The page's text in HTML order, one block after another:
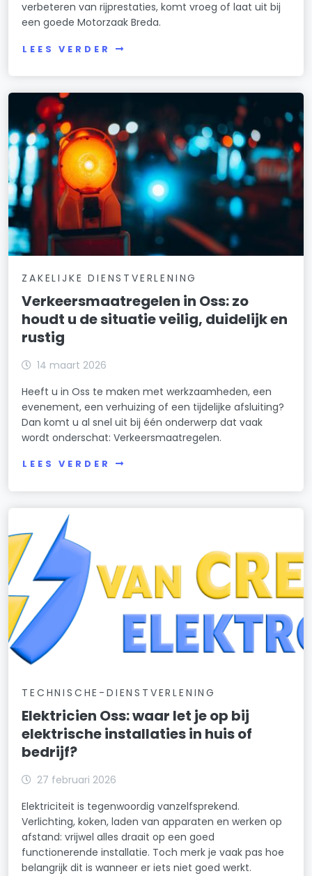
verbeteren van rijprestaties, komt vroeg of laat uit bij
een goede Motorzaak Breda.
LEES VERDER
ZAKELIJKE DIENSTVERLENING
Verkeersmaatregelen in Oss: zo
houdt u de situatie veilig, duidelijk en
rustig
14 maart 2026
Heeft u in Oss te maken met werkzaamheden, een
evenement, een verhuizing of een tijdelijke afsluiting?
Dan komt u al snel uit bij één onderwerp dat vaak
wordt onderschat: Verkeersmaatregelen.
LEES VERDER
TECHNISCHE-DIENSTVERLENING
Elektricien Oss: waar let je op bij
elektrische installaties in huis of
bedrijf?
27 februari 2026
Elektriciteit is tegenwoordig vanzelfsprekend.
Verlichting, koken, laden van apparaten en werken op
afstand: vrijwel alles draait op een goed
functionerende installatie. Toch merk je vaak pas hoe
belangrijk dit is wanneer er iets niet goed werkt.